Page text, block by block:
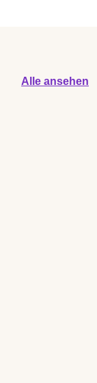
Alle ansehen